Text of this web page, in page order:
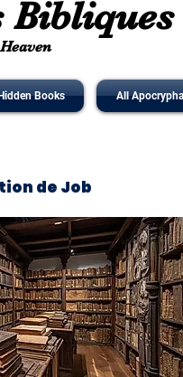
Bibliques
Books All
de Job